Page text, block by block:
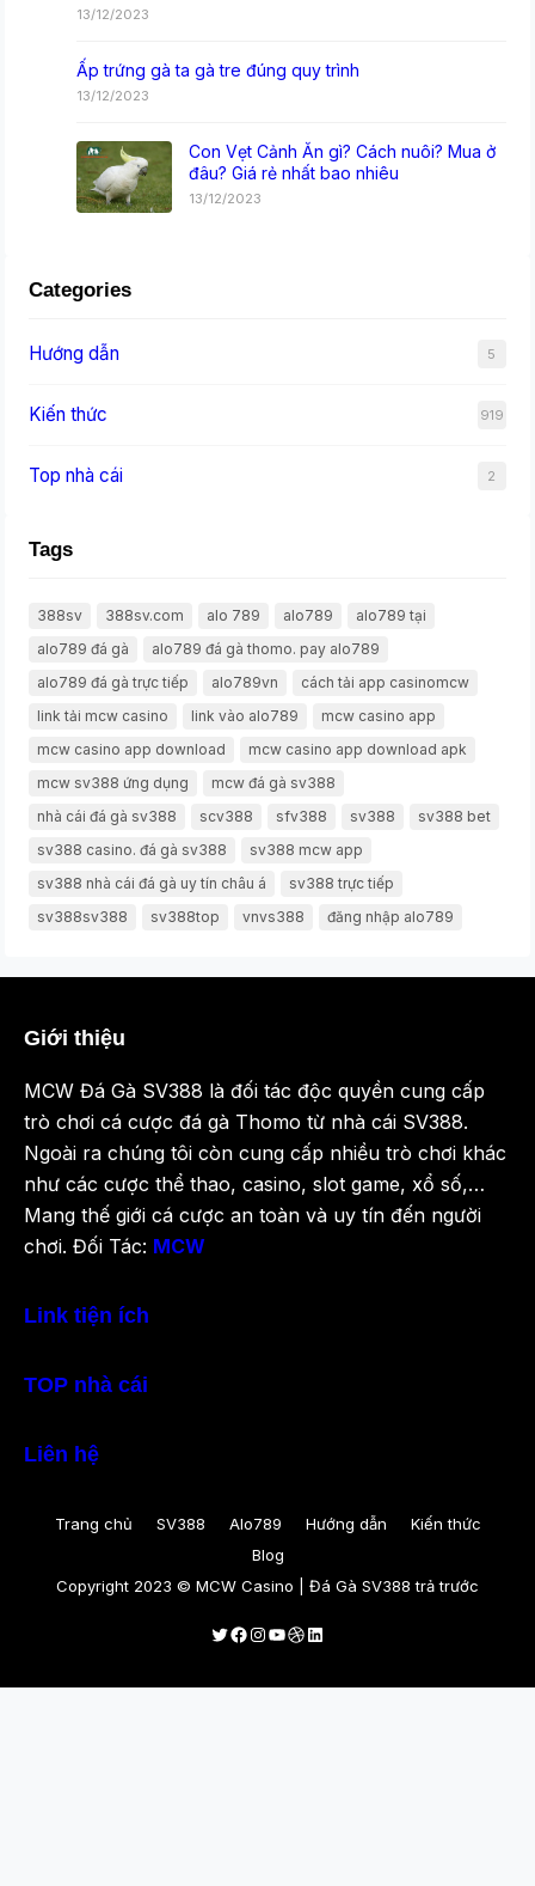
13/12/2023
Ấp trứng gà ta gà tre đúng quy trình
13/12/2023
Con Vẹt Cảnh Ăn gì? Cách nuôi? Mua ở
đâu? Giá rẻ nhất bao nhiêu
13/12/2023
Categories
Hướng dẫn 5
Kiến thức 919
Top nhà cái 2
Tags
388sv 388sv.com alo 789 alo789
alo789 tại
alo789 đá gà
alo789 đá gà thomo. pay alo789
alo789 đá gà trực tiếp
alo789vn
cách tải app casinomcw
link tải mcw casino
link vào alo789
mcw casino app
mcw casino app download
mcw casino app download apk
mcw sv388 ứng dụng
mcw đá gà sv388
nhà cái đá gà sv388
scv388 sfv388 sv388
sv388 bet
sv388 casino. đá gà sv388
sv388 mcw app
sv388 nhà cái đá gà uy tín châu á
sv388 trực tiếp
sv388sv388
sv388top vnvs388 đăng nhập alo789
Giới thiệu
MCW Đá Gà SV388 là đối tác độc quyền cung cấp
trò chơi cá cược đá gà Thomo từ nhà cái SV388.
Ngoài ra chúng tôi còn cung cấp nhiều trò chơi khác
như các cược thể thao, casino, slot game, xổ số,…
Mang thế giới cá cược an toàn và uy tín đến người
chơi. Đối Tác: MCW
Link tiện ích
TOP nhà cái
Liên hệ
Trang chủ SV388 Alo789 Hướng dẫn
Kiến thức
Blog
Copyright 2023 © MCW Casino | Đá Gà SV388 trả trước
Twitter
Facebook
Instagram
Youtube
Dribbble
LinkedIn